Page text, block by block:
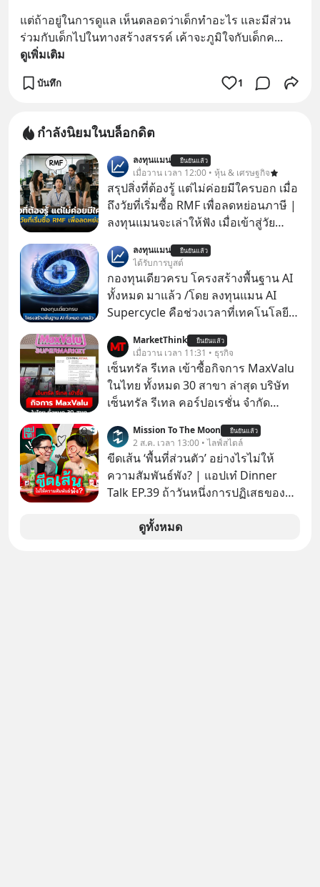
แต่ถ้าอยู่ในการดูแล เห็นตลอดว่าเด็กทำอะไร และมีส่วน
ร่วมกับเด็กไปในทางสร้างสรรค์ เค้าจะภูมิใจกับเด็กค...
ดูเพิ่มเติม
บันทึก 1
กำลังนิยมในบล็อกดิต
ลงทุนแมน ยืนยันแล้ว
เมื่อวาน เวลา 12:00 • หุ้น & เศรษฐกิจ
สรุปสิ่งที่ต้องรู้ แต่ไม่ค่อยมีใครบอก เมื่อ
ถึงวัยที่เริ่มซื้อ RMF เพื่อลดหย่อนภาษี |
ลงทุนแมนจะเล่าให้ฟัง เมื่อเข้าสู่วัย
ภาษี หลายคนมักได้รับคำแนะนำให้
ลงทุนใน RMF เพราะนอกจากจะช่วยลด
หย่อนภาษีได้แล้ว ยังเป็นโอกาสในการ
สร้างความมั่งคั่งระยะยาว แต่น้อยคน
อะไรบ้าง ควรดู ตรงไหน ทำอย่างไร ถึง
จะดีกับเรา แล้วเราควรรู้ข้อมูลอะไร
เกี่ยวกับ RMF บ้าง เพื่อให้นำไปใช้ต่อได้
จริง ๆ ลงทุนแมนจะเล่าให้ฟัง
ลงทุนแมน ยืนยันแล้ว
ได้รับการบูสต์
กองทุนเดียวครบ โครงสร้างพื้นฐาน AI
ทั้งหมด มาแล้ว /โดย ลงทุนแมน AI
Supercycle คือช่วงเวลาที่เทคโนโลยี
เคลื่อนหลัก ของการเติบโตทาง
เศรษฐกิจ และวิถีชีวิตของผู้คนอย่าง
ยาวนานต่อจากนี้
MarketThink ยืนยันแล้ว
เมื่อวาน เวลา 11:31 • ธุรกิจ
เซ็นทรัล รีเทล เข้าซื้อกิจการ MaxValu
ในไทย ทั้งหมด 30 สาขา ล่าสุด บริษัท
เซ็นทรัล รีเทล คอร์ปอเรชั่น จํากัด
ตลาดหลักทรัพย์แห่งประเทศไทยว่า ได้
เข้าทำการเข้าถือหุ้นในบริษัท อิออน
(ไทยแลนด์) จำกัด เจ้าของ MaxValu ใน
ไทย
Mission To The Moon ยืนยันแล้ว
2 ส.ค. เวลา 13:00 • ไลฟ์สไตล์
ขีดเส้น ‘พื้นที่ส่วนตัว’ อย่างไรไม่ให้
ความสัมพันธ์พัง? | แอปเท๋ Dinner
Talk EP.39 ถ้าวันหนึ่งการปฏิเสธของ
ตั้งกำแพงใส่และมองว่าเราเห็นแก่ตัวทั้ง
ดูทั้งหมด